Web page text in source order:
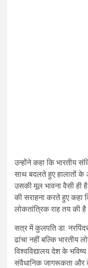
उन्होंने कहा कि भारतीय
साथ बदलते हुए हालातों
उसकी मूल भावना वैसी ही
की सराहना करते हुए कहा
लोकतांत्रिक राह तय की
सत्र में कुलपति डा.
ढांचा नहीं बल्कि भारतीय
विश्वविद्यालय देश के
संवैधानिक जागरूकता और